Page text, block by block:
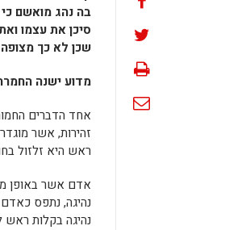
בה נהג מואשם
סיכן את עצמו
שכן לא כך
מדוע ישנה
אחד הדברים
זהירות, אשר
ראש היא זלזול
אדם אשר באופן
נהיגה, נתפס
נהיגה בקלות ראש